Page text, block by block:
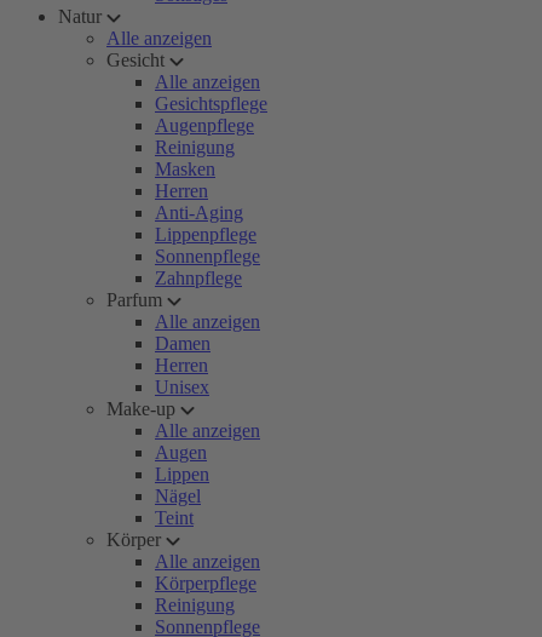
Natur
Alle anzeigen
Gesicht
Alle anzeigen
Gesichtspflege
Augenpflege
Reinigung
Masken
Herren
Anti-Aging
Lippenpflege
Sonnenpflege
Zahnpflege
Parfum
Alle anzeigen
Damen
Herren
Unisex
Make-up
Alle anzeigen
Augen
Lippen
Nägel
Teint
Körper
Alle anzeigen
Körperpflege
Reinigung
Sonnenpflege